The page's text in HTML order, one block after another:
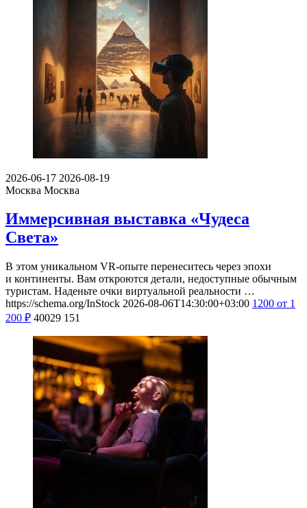
2026-06-17 2026-08-19
Москва Москва
Иммерсивная выставка «Чудеса
Света»
В этом уникальном VR-опыте перенеситесь через эпохи
и континенты. Вам откроются детали, недоступные обычным
туристам. Наденьте очки виртуальной реальности …
https://schema.org/InStock 2026-08-06T14:30:00+03:00 1200 от 1
200 ₽ 40029 151